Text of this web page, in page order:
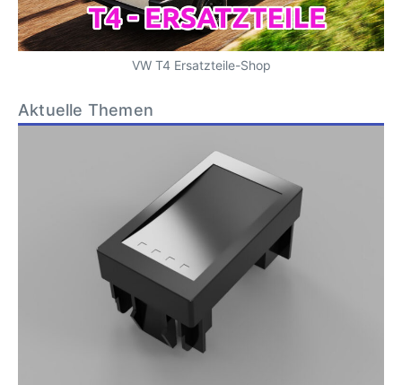
VW T4 Ersatzteile-Shop
Aktuelle Themen